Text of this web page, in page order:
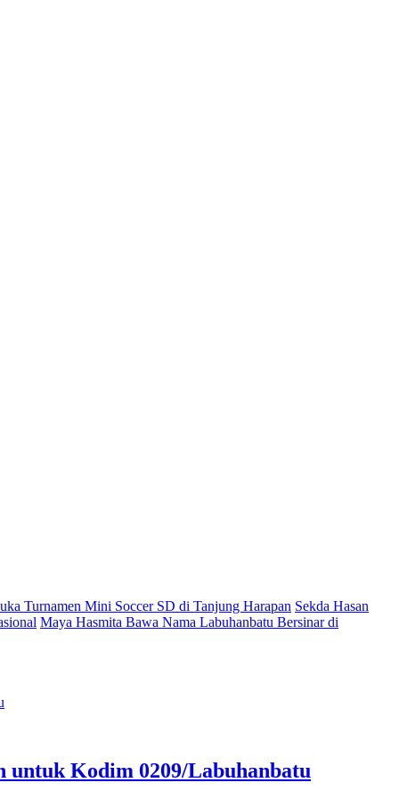
Turnamen Mini Soccer SD di Tanjung Harapan Sekda Hasan
Maya Hasmita Bawa Nama Labuhanbatu Bersinar di
Kodim 0209/Labuhanbatu